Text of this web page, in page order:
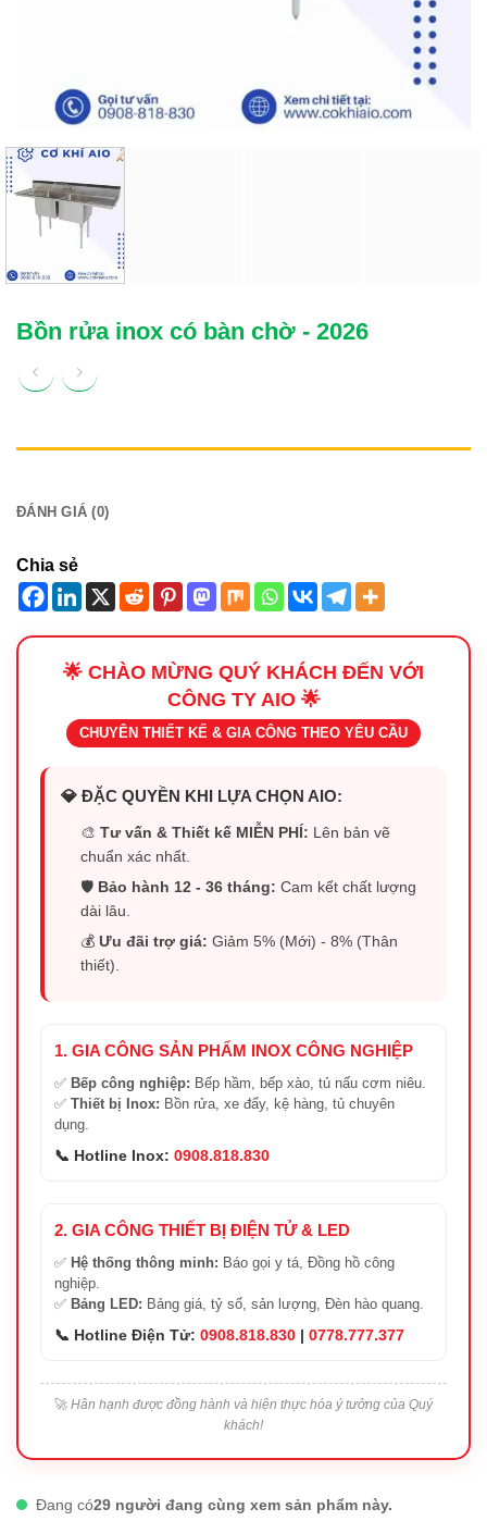
Bồn rửa inox có bàn chờ - 2026
ĐÁNH GIÁ (0)
Chia sẻ
🌟 CHÀO MỪNG QUÝ KHÁCH ĐẾN VỚI
CÔNG TY AIO 🌟
CHUYÊN THIẾT KẾ & GIA CÔNG THEO YÊU CẦU
💎 ĐẶC QUYỀN KHI LỰA CHỌN AIO:
🎨Tư vấn & Thiết kế MIỄN PHÍ: Lên bản vẽ
chuẩn xác nhất.
🛡️ Bảo hành 12 - 36 tháng: Cam kết chất lượng
dài lâu.
💰Ưu đãi trợ giá: Giảm 5% (Mới) - 8% (Thân
thiết).
1. GIA CÔNG SẢN PHẨM INOX CÔNG NGHIỆP
✅ Bếp công nghiệp: Bếp hầm, bếp xào, tủ nấu cơm niêu.
✅ Thiết bị Inox: Bồn rửa, xe đẩy, kệ hàng, tủ chuyên
dụng.
📞 Hotline Inox: 0908.818.830
2. GIA CÔNG THIẾT BỊ ĐIỆN TỬ & LED
✅ Hệ thống thông minh: Báo gọi y tá, Đồng hồ công
nghiệp.
✅ Bảng LED: Bảng giá, tỷ số, sản lượng, Đèn hào quang.
📞 Hotline Điện Tử: 0908.818.830 | 0778.777.377
🚀 Hân hạnh được đồng hành và hiện thực hóa ý tưởng của Quý
khách!
Đang có29 người đang cùng xem sản phẩm này.